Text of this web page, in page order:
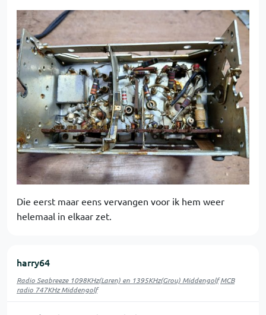
Die eerst maar eens vervangen voor ik hem weer
helemaal in elkaar zet.
harry64
Radio Seabreeze 1098KHz(Laren) en 1395KHz(Grou) Middengolf MCB
radio 747KHz Middengolf